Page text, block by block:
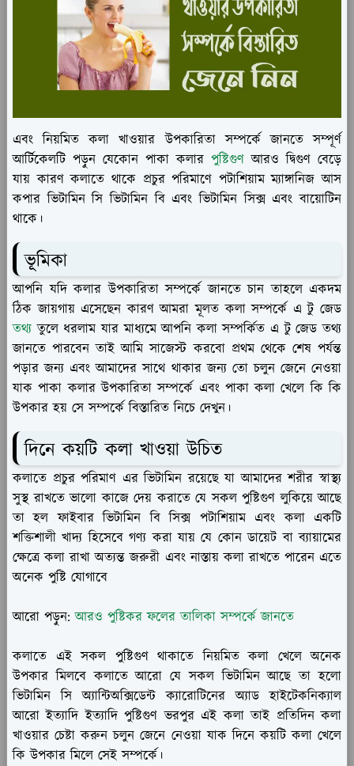
এবং নিয়মিত কলা খাওয়ার উপকারিতা সম্পর্কে জানতে সম্পূর্ণ
আর্টিকেলটি পড়ুন যেকোন পাকা কলার পুষ্টিগুণ আরও দ্বিগুণ বেড়ে
যায় কারণ কলাতে থাকে প্রচুর পরিমাণে পটাশিয়াম ম্যাঙ্গানিজ আস
কপার ভিটামিন সি ভিটামিন বি এবং ভিটামিন সিক্স এবং বায়োটিন
থাকে।
ভূমিকা
আপনি যদি কলার উপকারিতা সম্পর্কে জানতে চান তাহলে একদম
ঠিক জায়গায় এসেছেন কারণ আমরা মূলত কলা সম্পর্কে এ টু জেড
তথ্য তুলে ধরলাম যার মাধ্যমে আপনি কলা সম্পর্কিত এ টু জেড তথ্য
জানতে পারবেন তাই আমি সাজেস্ট করবো প্রথম থেকে শেষ পর্যন্ত
পড়ার জন্য এবং আমাদের সাথে থাকার জন্য তো চলুন জেনে নেওয়া
যাক পাকা কলার উপকারিতা সম্পর্কে এবং পাকা কলা খেলে কি কি
উপকার হয় সে সম্পর্কে বিস্তারিত নিচে দেখুন।
দিনে কয়টি কলা খাওয়া উচিত
কলাতে প্রচুর পরিমাণ এর ভিটামিন রয়েছে যা আমাদের শরীর স্বাস্থ্য
সুস্থ রাখতে ভালো কাজে দেয় করাতে যে সকল পুষ্টিগুণ লুকিয়ে আছে
তা হল ফাইবার ভিটামিন বি সিক্স পটাশিয়াম এবং কলা একটি
শক্তিশালী খাদ্য হিসেবে গণ্য করা যায় যে কোন ডায়েট বা ব্যায়ামের
ক্ষেত্রে কলা রাখা অত্যন্ত জরুরী এবং নাস্তায় কলা রাখতে পারেন এতে
অনেক পুষ্টি যোগাবে
আরো পড়ুন:আরও পুষ্টিকর ফলের তালিকা সম্পর্কে জানতে
কলাতে এই সকল পুষ্টিগুণ থাকাতে নিয়মিত কলা খেলে অনেক
উপকার মিলবে কলাতে আরো যে সকল ভিটামিন আছে তা হলো
ভিটামিন সি অ্যান্টিঅক্সিডেন্ট ক্যারোটিনের অ্যাড হাইটেকনিক্যাল
আরো ইত্যাদি ইত্যাদি পুষ্টিগুণ ভরপুর এই কলা তাই প্রতিদিন কলা
খাওয়ার চেষ্টা করুন চলুন জেনে নেওয়া যাক দিনে কয়টি কলা খেলে
কি উপকার মিলে সেই সম্পর্কে।